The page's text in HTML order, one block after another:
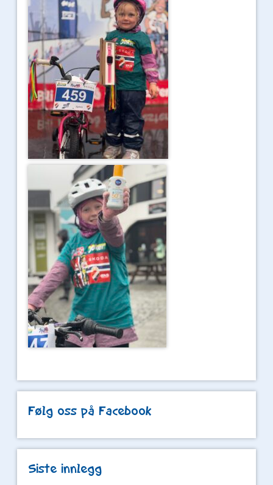
Følg oss på Facebook
Siste innlegg